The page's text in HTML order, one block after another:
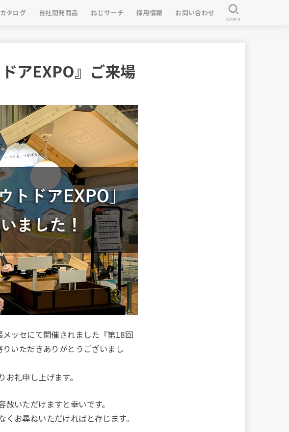
タログ 自社開発商品 ねじサーチ 採用情報 お問い合わせ
SEARCH
アEXPO』ご来場
ッセにて開催されました『第18回
いただきありがとうございまし
礼申し上げます。
いただけますと幸いです。
お尋ねいただければと存じます。